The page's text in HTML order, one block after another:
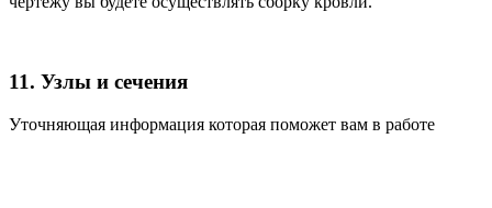
11. Узлы и сечения
Уточняющая информация которая поможет вам в работе